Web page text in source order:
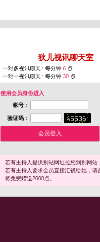
狄儿视讯聊天室
一对多视讯聊天 : 每分钟 6 点
一对一视讯聊天 : 每分钟 30 点
使用会员身份进入
帐号 :
验证码 :
若有主持人提供别站网址拉您到别网站
若有主持人要求会员直接汇钱给她，
将免费赠送2000点。